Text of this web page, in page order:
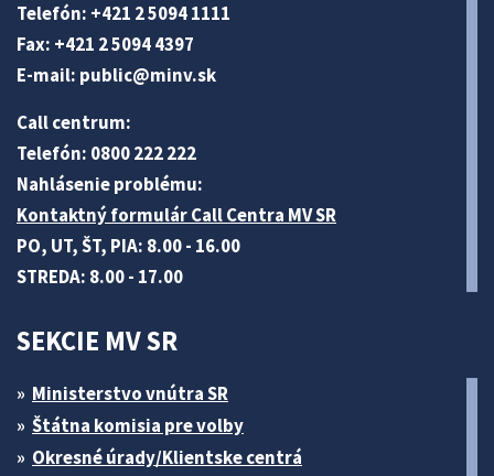
Telefón: +421 2 5094 1111
Fax: +421 2 5094 4397
E-mail: public@minv.sk
Call centrum:
Telefón: 0800 222 222
Nahlásenie problému:
Kontaktný formulár Call Centra MV SR
PO, UT, ŠT, PIA: 8.00 - 16.00
STREDA: 8.00 - 17.00
SEKCIE MV SR
Ministerstvo vnútra SR
Štátna komisia pre volby
Okresné úrady/Klientske centrá